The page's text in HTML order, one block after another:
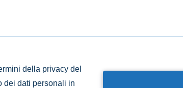
della privacy del
dei dati personali in